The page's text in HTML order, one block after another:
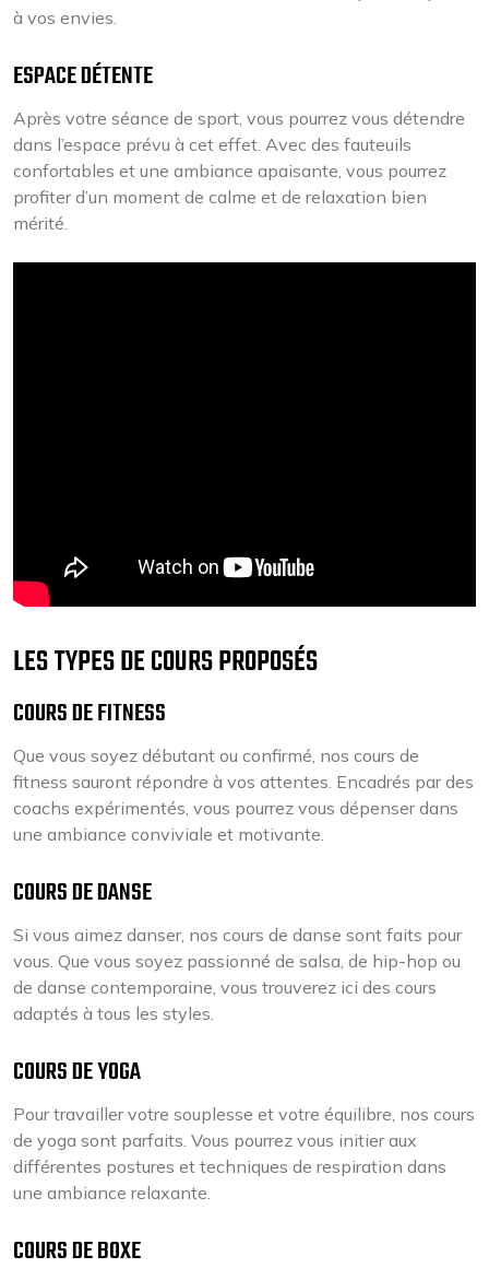
à vos envies.
ESPACE DÉTENTE
Après votre séance de sport, vous pourrez vous détendre
dans l’espace prévu à cet effet. Avec des fauteuils
confortables et une ambiance apaisante, vous pourrez
profiter d’un moment de calme et de relaxation bien
mérité.
LES TYPES DE COURS PROPOSÉS
COURS DE FITNESS
Que vous soyez débutant ou confirmé, nos cours de
fitness sauront répondre à vos attentes. Encadrés par des
coachs expérimentés, vous pourrez vous dépenser dans
une ambiance conviviale et motivante.
COURS DE DANSE
Si vous aimez danser, nos cours de danse sont faits pour
vous. Que vous soyez passionné de salsa, de hip-hop ou
de danse contemporaine, vous trouverez ici des cours
adaptés à tous les styles.
COURS DE YOGA
Pour travailler votre souplesse et votre équilibre, nos cours
de yoga sont parfaits. Vous pourrez vous initier aux
différentes postures et techniques de respiration dans
une ambiance relaxante.
COURS DE BOXE